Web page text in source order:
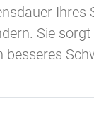
Ihres
Sie